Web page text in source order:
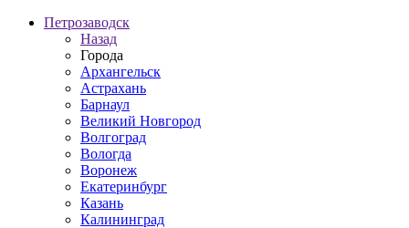
Петрозаводск
Назад
Города
Архангельск
Астрахань
Барнаул
Великий Новгород
Волгоград
Вологда
Воронеж
Екатеринбург
Казань
Калининград